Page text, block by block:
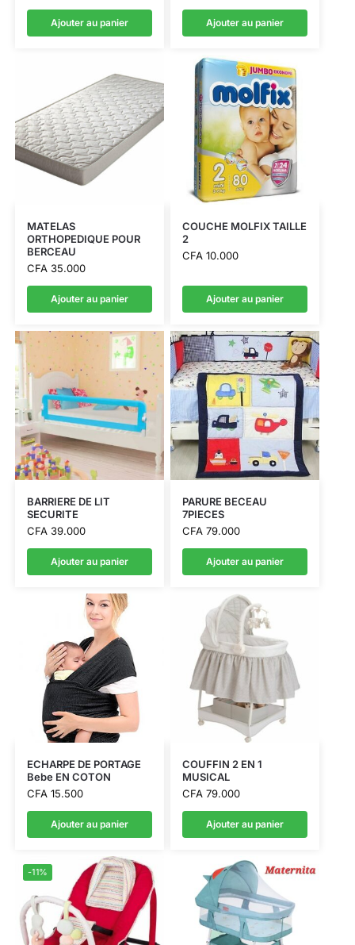
Ajouter au panier Ajouter au panier
MATELAS
ORTHOPEDIQUE POUR
BERCEAU
CFA35.000
Ajouter au panier
COUCHE MOLFIX TAILLE
2
CFA10.000
Ajouter au panier
BARRIERE DE LIT
SECURITE
CFA39.000
Ajouter au panier
PARURE BECEAU
7PIECES
CFA79.000
Ajouter au panier
ECHARPE DE PORTAGE
Bebe EN COTON
CFA15.500
Ajouter au panier
COUFFIN 2 EN 1
MUSICAL
CFA79.000
Ajouter au panier
-11%